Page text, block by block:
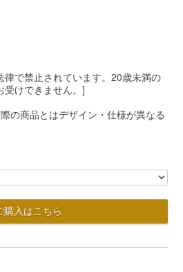
律で禁止されています。20歳未満の
受けできません。]
の商品とはデザイン・仕様が異なる